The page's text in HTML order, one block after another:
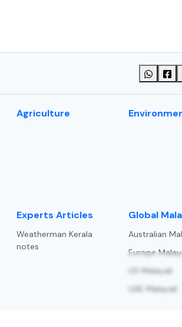
Agriculture
Experts Articles
Weatherman Kerala
notes
⁠Global
Australian
Europe
US Malayali
UAE Malayali